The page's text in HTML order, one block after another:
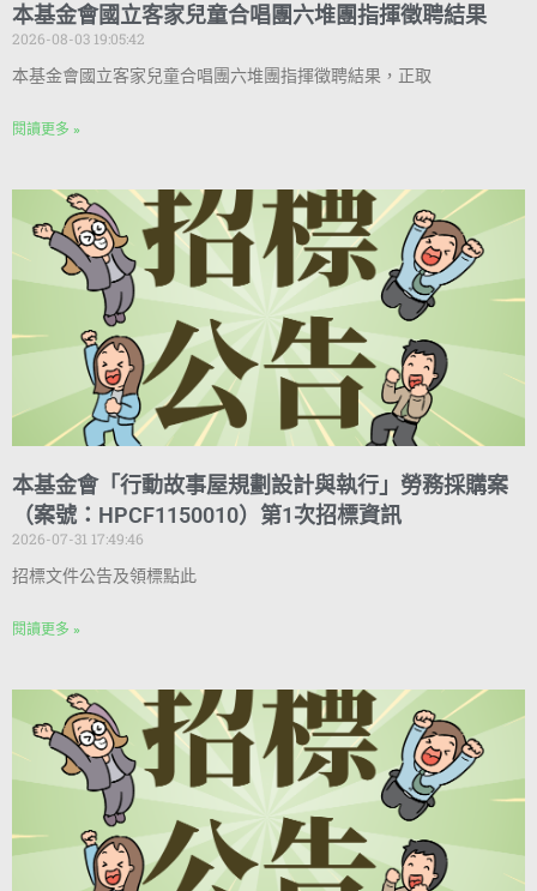
本基金會國立客家兒童合唱團六堆團指揮徵聘結果
2026-08-03 19:05:42
本基金會國立客家兒童合唱團六堆團指揮徵聘結果，正取
閱讀更多 »
本基金會「行動故事屋規劃設計與執行」勞務採購案
（案號：HPCF1150010）第1次招標資訊
2026-07-31 17:49:46
招標文件公告及領標點此
閱讀更多 »